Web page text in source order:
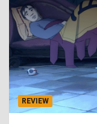
REVIEW